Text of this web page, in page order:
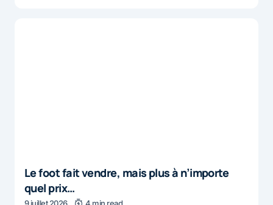
Le foot fait vendre, mais plus à n’importe
quel prix…